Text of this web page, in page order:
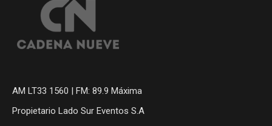
AM LT33 1560 | FM: 89.9 Máxima
Propietario Lado Sur Eventos S.A